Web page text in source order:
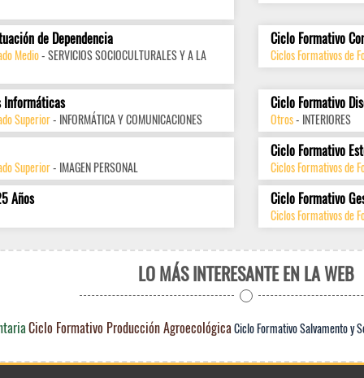
de Dependencia
Medio- SERVICIOS SOCIOCULTURALES Y A LA
Ciclo Formativo
Ciclos Formativos de
Informáticas
Superior- INFORMÁTICA Y COMUNICACIONES
Ciclo Formativo
Otros- INTERIORES
Superior- IMAGEN PERSONAL
Ciclo Formativo
Ciclos Formativos de
Años Ciclo Formativo
Ciclos Formativos de
LO MÁS INTERESANTE EN LA WEB
Ciclo Formativo Producción AgroecológicaCiclo Formativo Salvamento y